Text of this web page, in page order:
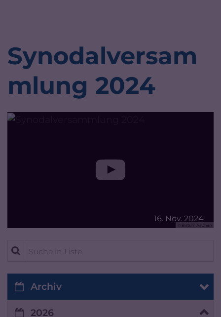
Synodalversam
mlung 2024
16. Nov. 2024
© Bistum Aachen
Suche in Liste
Archiv
2026